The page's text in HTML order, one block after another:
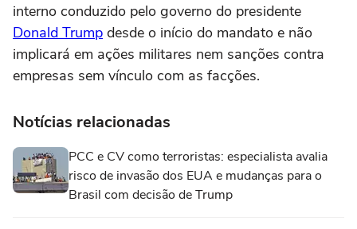
interno conduzido pelo governo do presidente
Donald Trump desde o início do mandato e não
implicará em ações militares nem sanções contra
empresas sem vínculo com as facções.
Notícias relacionadas
PCC e CV como terroristas: especialista avalia
risco de invasão dos EUA e mudanças para o
Brasil com decisão de Trump